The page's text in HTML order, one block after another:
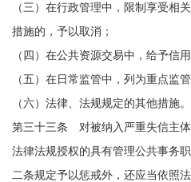
（三）在行政管理中，限制享受相
措施的，予以取消；
（四）在公共资源交易中，给予信用
（五）在日常监管中，列为重点监
（六）法律、法规规定的其他措施。
第三十三条 对被纳入严重失信主体
法律法规授权的具有管理公共事务
二条规定予以惩戒外，还应当依照